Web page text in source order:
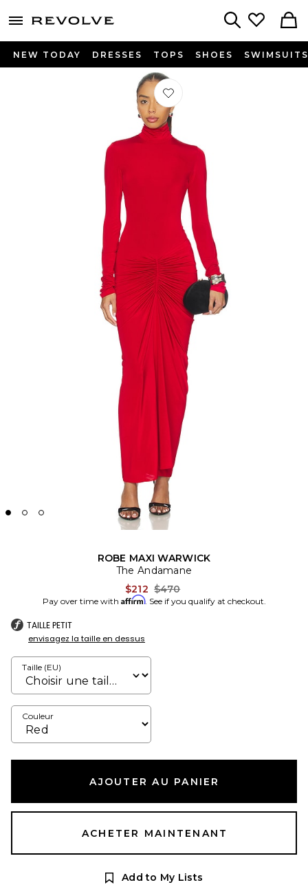
menu - shows more content
NEW TODAY DRESSES TOPS SHOES SWIMSUITS
Préféré ROBE MAXI WARWICK
ROBE MAXI WARWICK
The Andamane
$212 Previous price:
$470
Pay over time with Affirm. See if you qualify at checkout.
TAILLE PETIT
envisagez la taille en dessus
Taille (EU)
Couleur
AJOUTER AU PANIER
ACHETER MAINTENANT
Add to My Lists